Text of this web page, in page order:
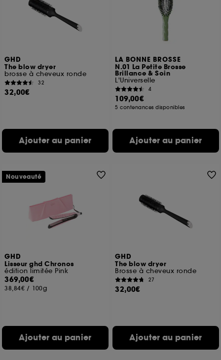
GHD
The blow dryer
brosse à cheveux ronde
32
32,00€
Ajouter au panier
LA BONNE BROSSE
N.01 La Petite Brosse
Brillance & Soin
L'Universelle
4
109,00€
5 contenances disponibles
Ajouter au panier
GHD
Lisseur ghd Chronos
édition limitée Pink
369,00€
38,84€ / 100g
Ajouter au panier
Nouveauté
GHD
The blow dryer
Brosse à cheveux ronde
27
32,00€
Ajouter au panier
finalités acceptées, avec les données personnelles
collectées ou générées lors de votre activité en ligne
ou en magasin. Pour refuser tous les cookies, cliques
sur "continuer sans accepter". Voous pouvez à tout
moment choisir de retirer votrte consentement. Si vous